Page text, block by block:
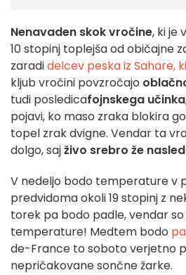
Nenavaden skok vročine, ki je
10 stopinj toplejša od običajne
zaradidelcev peska iz Sahare, ki
kljub vročini povzročajo
tudi posledicafojnskega učinka
pojavi, ko maso zraka blokira
topel zrak dvigne. Vendar ta
dolgo, sajživo srebro že
V nedeljo bodo temperature v
predvidoma okoli 19 stopinj z
torek pa bodo padle, vendar
temperature! Medtem bodo
de-France to soboto verjetno
nepričakovane sončne žarke.